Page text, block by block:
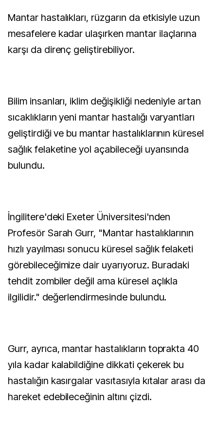
Mantar hastalıkları, rüzgarın da etkisiyle uzun
mesafelere kadar ulaşırken mantar ilaçlarına
karşı da direnç geliştirebiliyor.
Bilim insanları, iklim değişikliği nedeniyle artan
sıcaklıkların yeni mantar hastalığı varyantları
geliştirdiği ve bu mantar hastalıklarının küresel
sağlık felaketine yol açabileceği uyarısında
bulundu.
İngilitere'deki Exeter Üniversitesi'nden
Profesör Sarah Gurr, "Mantar hastalıklarının
hızlı yayılması sonucu küresel sağlık felaketi
görebileceğimize dair uyarıyoruz. Buradaki
tehdit zombiler değil ama küresel açlıkla
ilgilidir." değerlendirmesinde bulundu.
Gurr, ayrıca, mantar hastalıkların toprakta 40
yıla kadar kalabildiğine dikkati çekerek bu
hastalığın kasırgalar vasıtasıyla kıtalar arası da
hareket edebileceğinin altını çizdi.